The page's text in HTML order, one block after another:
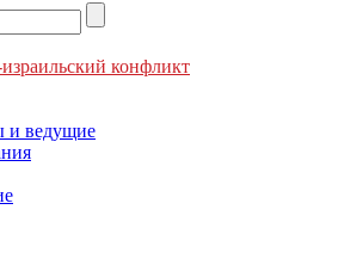
конфликт
и ведущие